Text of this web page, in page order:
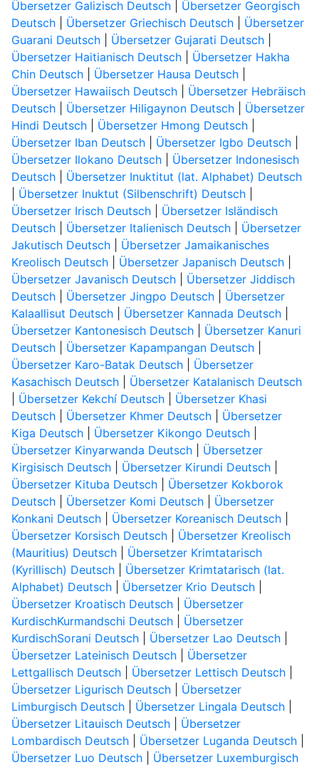
Übersetzer Galizisch Deutsch| Übersetzer Georgisch
Deutsch| Übersetzer Griechisch Deutsch| Übersetzer
Guarani Deutsch| Übersetzer Gujarati Deutsch|
Übersetzer Haitianisch Deutsch| Übersetzer Hakha
Chin Deutsch| Übersetzer Hausa Deutsch|
Übersetzer Hawaiisch Deutsch| Übersetzer Hebräisch
Deutsch| Übersetzer Hiligaynon Deutsch| Übersetzer
Hindi Deutsch| Übersetzer Hmong Deutsch|
Übersetzer Iban Deutsch| Übersetzer Igbo Deutsch|
Übersetzer Ilokano Deutsch| Übersetzer Indonesisch
Deutsch| Übersetzer Inuktitut (lat. Alphabet) Deutsch
Übersetzer Inuktut (Silbenschrift) Deutsch|
Übersetzer Irisch Deutsch| Übersetzer Isländisch
Deutsch| Übersetzer Italienisch Deutsch| Übersetzer
Jakutisch Deutsch| Übersetzer Jamaikanisches
Kreolisch Deutsch| Übersetzer Japanisch Deutsch|
Übersetzer Javanisch Deutsch| Übersetzer Jiddisch
Deutsch| Übersetzer Jingpo Deutsch| Übersetzer
Kalaallisut Deutsch| Übersetzer Kannada Deutsch|
Übersetzer Kantonesisch Deutsch| Übersetzer Kanuri
Deutsch| Übersetzer Kapampangan Deutsch|
Übersetzer Karo-Batak Deutsch| Übersetzer
Kasachisch Deutsch| Übersetzer Katalanisch Deutsch
Übersetzer Kekchí Deutsch| Übersetzer Khasi
Deutsch| Übersetzer Khmer Deutsch| Übersetzer
Kiga Deutsch| Übersetzer Kikongo Deutsch|
Übersetzer Kinyarwanda Deutsch| Übersetzer
Kirgisisch Deutsch| Übersetzer Kirundi Deutsch|
Übersetzer Kituba Deutsch| Übersetzer Kokborok
Deutsch| Übersetzer Komi Deutsch| Übersetzer
Konkani Deutsch| Übersetzer Koreanisch Deutsch|
Übersetzer Korsisch Deutsch| Übersetzer Kreolisch
(Mauritius) Deutsch| Übersetzer Krimtatarisch
(Kyrillisch) Deutsch| Übersetzer Krimtatarisch (lat.
Alphabet) Deutsch| Übersetzer Krio Deutsch|
Übersetzer Kroatisch Deutsch| Übersetzer
KurdischKurmandschi Deutsch| Übersetzer
KurdischSorani Deutsch| Übersetzer Lao Deutsch|
Übersetzer Lateinisch Deutsch| Übersetzer
Lettgallisch Deutsch| Übersetzer Lettisch Deutsch|
Übersetzer Ligurisch Deutsch| Übersetzer
Limburgisch Deutsch| Übersetzer Lingala Deutsch|
Übersetzer Litauisch Deutsch| Übersetzer
Lombardisch Deutsch| Übersetzer Luganda Deutsch|
Übersetzer Luo Deutsch| Übersetzer Luxemburgisch